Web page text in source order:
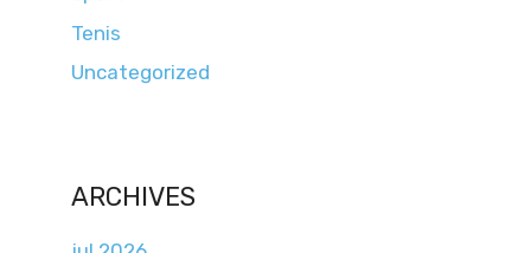
Tenis
Uncategorized
ARCHIVES